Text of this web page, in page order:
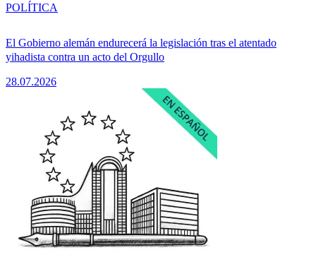
El Gobierno alemán endurecerá la legislación tras el atentado
yihadista contra un acto del Orgullo
28.07.2026
POLÍTICA